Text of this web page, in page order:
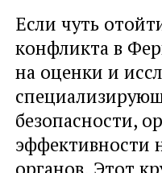
Если чуть
конфликта в
на оценки и
безопасности,
эффективности
органов. Этот